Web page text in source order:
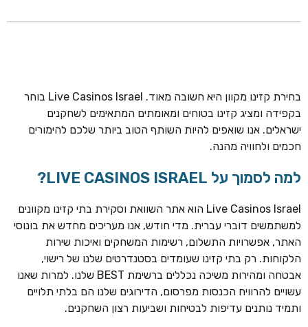
בחירת קזינו מקוון היא חשובה מאוד. Live Casinos Israel בוחר
בקפידה ומציג קזינו בטוחים ומאומתים המתאימים לשחקנים
ישראלים. אנו שואפים להיות השותף הטוב ביותר שלכם להימורים
חכמים ולחוויה מהנה.
למה לסמוך על LIVE CASINOS ISRAEL?
Live Casinos Israel הוא אתר השוואת וסקירת בתי קזינו מקוונים
למשתמשים דוברי עברית. מדי חודש, אנו מעריכים מחדש את בונוסי
האתר, אפשרויות התשלום, רשימות המשחקים ואיכות שירות
הלקוחות. רק בתי קזינו שעומדים בסטנדרטים שלנו של רישוי,
אבטחה ומהירות משיכה נכללים ברשימת BEST שלנו. למרות שאנו
עשויים להרוויח הכנסות מפרסום, הדירוגים שלנו הם בלתי תלויים
ותמיד נותנים עדיפות לבטיחות ושביעות רצון השחקנים.